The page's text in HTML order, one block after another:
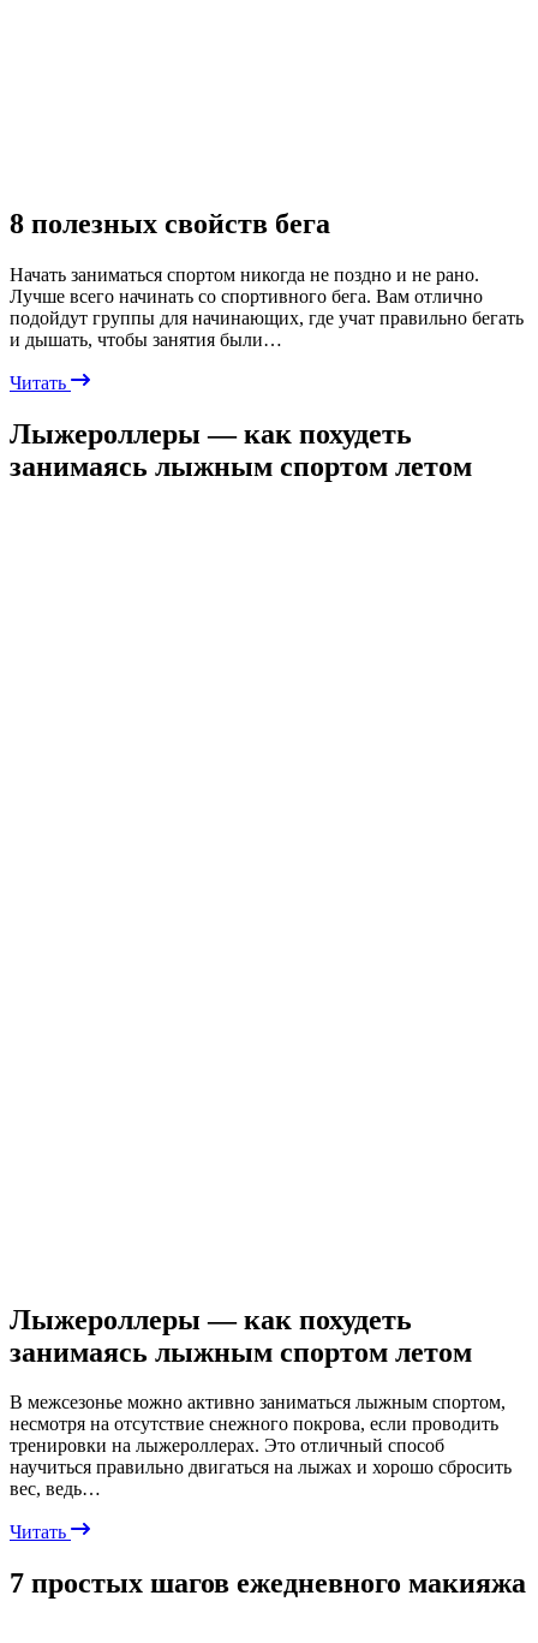
8 полезных свойств бега
Начать заниматься спортом никогда не поздно и не рано.
Лучше всего начинать со спортивного бега. Вам отлично
подойдут группы для начинающих, где учат правильно бегать
и дышать, чтобы занятия были…
Читать
Лыжероллеры — как похудеть
занимаясь лыжным спортом летом
Лыжероллеры — как похудеть
занимаясь лыжным спортом летом
В межсезонье можно активно заниматься лыжным спортом,
несмотря на отсутствие снежного покрова, если проводить
тренировки на лыжероллерах. Это отличный способ
научиться правильно двигаться на лыжах и хорошо сбросить
вес, ведь…
Читать
7 простых шагов ежедневного макияжа